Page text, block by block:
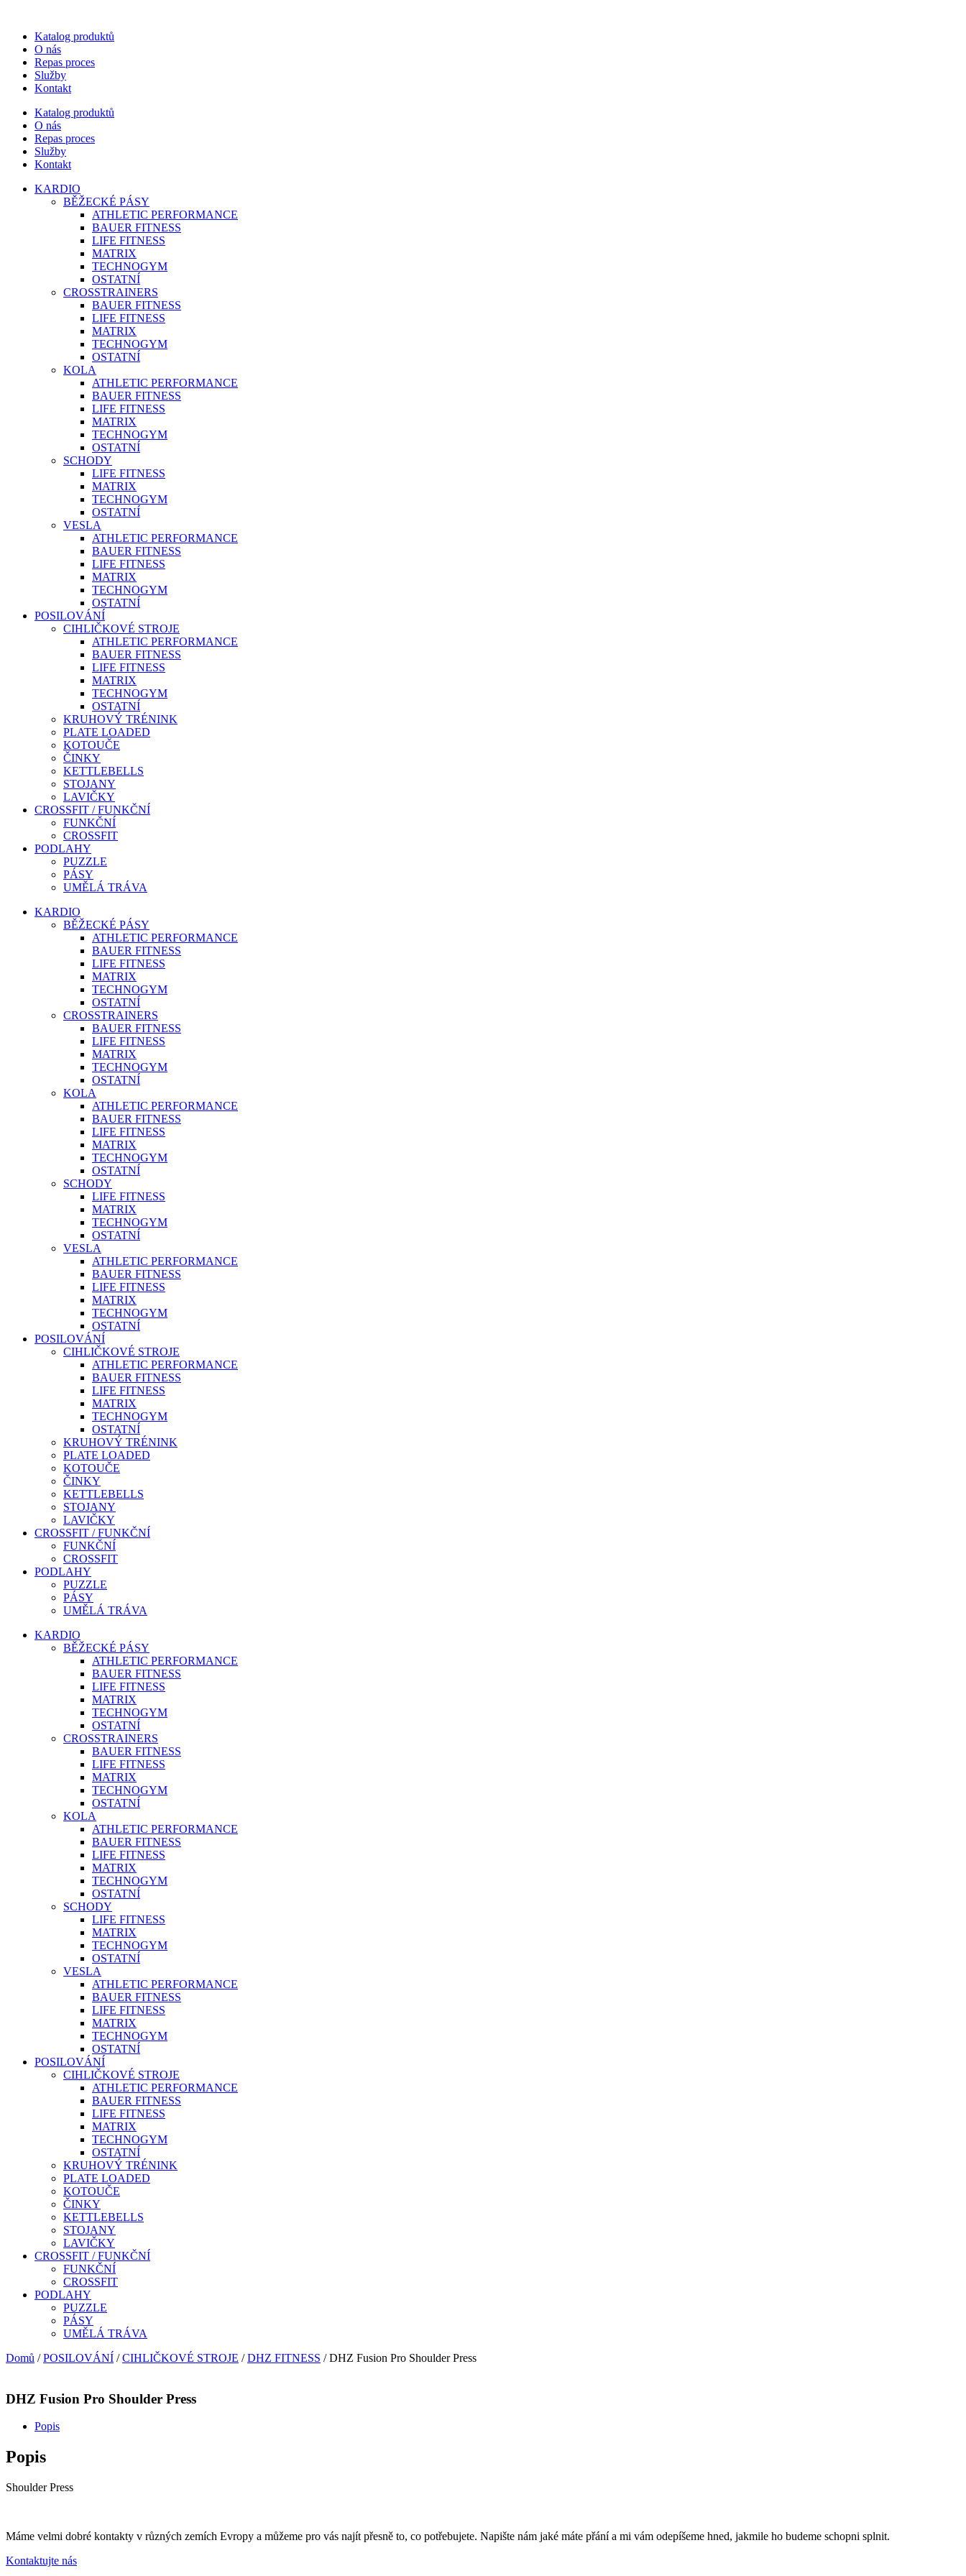
Katalog produktů
O nás
Repas proces
Služby
Kontakt
Katalog produktů
O nás
Repas proces
Služby
Kontakt
KARDIO
BĚŽECKÉ PÁSY
ATHLETIC PERFORMANCE
BAUER FITNESS
LIFE FITNESS
MATRIX
TECHNOGYM
OSTATNÍ
CROSSTRAINERS
BAUER FITNESS
LIFE FITNESS
MATRIX
TECHNOGYM
OSTATNÍ
KOLA
ATHLETIC PERFORMANCE
BAUER FITNESS
LIFE FITNESS
MATRIX
TECHNOGYM
OSTATNÍ
SCHODY
LIFE FITNESS
MATRIX
TECHNOGYM
OSTATNÍ
VESLA
ATHLETIC PERFORMANCE
BAUER FITNESS
LIFE FITNESS
MATRIX
TECHNOGYM
OSTATNÍ
POSILOVÁNÍ
CIHLIČKOVÉ STROJE
ATHLETIC PERFORMANCE
BAUER FITNESS
LIFE FITNESS
MATRIX
TECHNOGYM
OSTATNÍ
KRUHOVÝ TRÉNINK
PLATE LOADED
KOTOUČE
ČINKY
KETTLEBELLS
STOJANY
LAVIČKY
CROSSFIT / FUNKČNÍ
FUNKČNÍ
CROSSFIT
PODLAHY
PUZZLE
PÁSY
UMĚLÁ TRÁVA
KARDIO
BĚŽECKÉ PÁSY
ATHLETIC PERFORMANCE
BAUER FITNESS
LIFE FITNESS
MATRIX
TECHNOGYM
OSTATNÍ
CROSSTRAINERS
BAUER FITNESS
LIFE FITNESS
MATRIX
TECHNOGYM
OSTATNÍ
KOLA
ATHLETIC PERFORMANCE
BAUER FITNESS
LIFE FITNESS
MATRIX
TECHNOGYM
OSTATNÍ
SCHODY
LIFE FITNESS
MATRIX
TECHNOGYM
OSTATNÍ
VESLA
ATHLETIC PERFORMANCE
BAUER FITNESS
LIFE FITNESS
MATRIX
TECHNOGYM
OSTATNÍ
POSILOVÁNÍ
CIHLIČKOVÉ STROJE
ATHLETIC PERFORMANCE
BAUER FITNESS
LIFE FITNESS
MATRIX
TECHNOGYM
OSTATNÍ
KRUHOVÝ TRÉNINK
PLATE LOADED
KOTOUČE
ČINKY
KETTLEBELLS
STOJANY
LAVIČKY
CROSSFIT / FUNKČNÍ
FUNKČNÍ
CROSSFIT
PODLAHY
PUZZLE
PÁSY
UMĚLÁ TRÁVA
KARDIO
BĚŽECKÉ PÁSY
ATHLETIC PERFORMANCE
BAUER FITNESS
LIFE FITNESS
MATRIX
TECHNOGYM
OSTATNÍ
CROSSTRAINERS
BAUER FITNESS
LIFE FITNESS
MATRIX
TECHNOGYM
OSTATNÍ
KOLA
ATHLETIC PERFORMANCE
BAUER FITNESS
LIFE FITNESS
MATRIX
TECHNOGYM
OSTATNÍ
SCHODY
LIFE FITNESS
MATRIX
TECHNOGYM
OSTATNÍ
VESLA
ATHLETIC PERFORMANCE
BAUER FITNESS
LIFE FITNESS
MATRIX
TECHNOGYM
OSTATNÍ
POSILOVÁNÍ
CIHLIČKOVÉ STROJE
ATHLETIC PERFORMANCE
BAUER FITNESS
LIFE FITNESS
MATRIX
TECHNOGYM
OSTATNÍ
KRUHOVÝ TRÉNINK
PLATE LOADED
KOTOUČE
ČINKY
KETTLEBELLS
STOJANY
LAVIČKY
CROSSFIT / FUNKČNÍ
FUNKČNÍ
CROSSFIT
PODLAHY
PUZZLE
PÁSY
UMĚLÁ TRÁVA
Domů /POSILOVÁNÍ /CIHLIČKOVÉ STROJE /DHZ FITNESS / DHZ Fusion Pro Shoulder Press
DHZ Fusion Pro Shoulder Press
Popis
Popis
Shoulder Press
Máme velmi dobré kontakty v různých zemích Evropy a můžeme pro vás najít přesně to, co potřebujete. Napište nám jaké máte přání a mi vám odepíšeme hned, jakmile ho budeme schopni splnit.
Kontaktujte nás